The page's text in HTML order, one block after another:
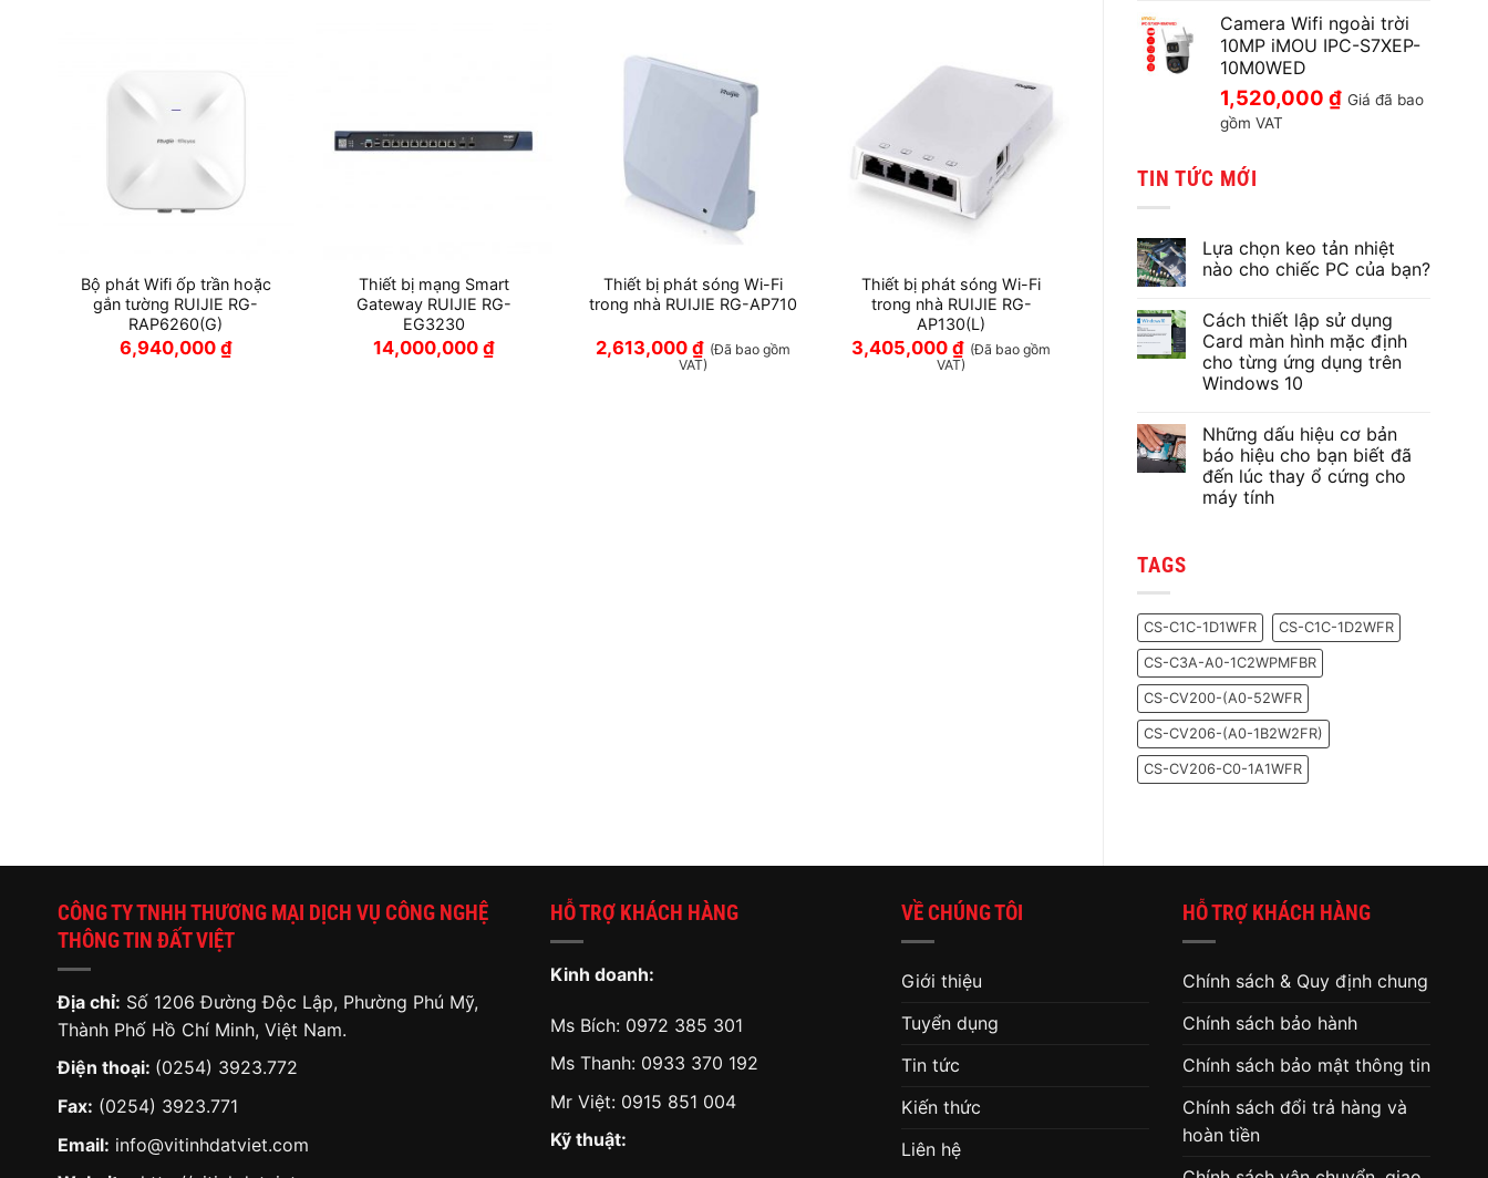
Camera Wifi ngoài trời
10MP iMOU IPC-S7XEP-
10M0WED
1,520,000 ₫ Giá đã bao
gồm VAT
TIN TỨC MỚI
Lựa chọn keo tản nhiệt
nào cho chiếc PC của bạn?
bình
luận
ở
Lựa
chọn
keo
nào
cho
chiếc
PC
của
bạn?
Cách thiết lập sử dụng
Card màn hình mặc định
cho từng ứng dụng trên
Windows 10
bình
luận
ở
Cách
thiết
lập
cho
từng
ứng
dụng
trên
Windows
10
Những dấu hiệu cơ bản
báo hiệu cho bạn biết đã
đến lúc thay ổ cứng cho
máy tính
hiệu
cơ
bản
báo
hiệu
cho
bạn
biết
đã
đến
lúc
thay
TAGS
CS-C1C-1D1WFR CS-C1C-1D2WFR
CS-C3A-A0-1C2WPMFBR
CS-CV200-(A0-52WFR
CS-CV206-(A0-1B2W2FR)
CS-CV206-C0-1A1WFR
Bộ phát Wifi ốp trần hoặc
gắn tường RUIJIE RG-
RAP6260(G)
6,940,000 ₫
Thiết bị mạng Smart
Gateway RUIJIE RG-
EG3230
14,000,000₫
Thiết bị phát sóng Wi-Fi
trong nhà RUIJIE RG-AP710
2,613,000 ₫ (Đã bao gồm
VAT)
Thiết bị phát sóng Wi-Fi
trong nhà RUIJIE RG-
AP130(L)
3,405,000₫ (Đã bao gồm
VAT)
CÔNG TY TNHH THƯƠNG MẠI DỊCH VỤ CÔNG NGHỆ
THÔNG TIN ĐẤT VIỆT
Địa chỉ: Số 1206 Đường Độc Lập, Phường Phú Mỹ,
Thành Phố Hồ Chí Minh, Việt Nam.
Điện thoại: (0254) 3923.772
Fax: (0254) 3923.771
Email: info@vitinhdatviet.com
HỖ TRỢ KHÁCH HÀNG
Kinh doanh:
Ms Bích: 0972 385 301
Ms Thanh: 0933 370 192
Mr Việt: 0915 851 004
Kỹ thuật:
VỀ CHÚNG TÔI
Giới thiệu
Tuyển dụng
Tin tức
Kiến thức
Liên hệ
HỖ TRỢ KHÁCH HÀNG
Chính sách & Quy định chung
Chính sách bảo hành
Chính sách bảo mật thông tin
Chính sách đổi trả hàng và
hoàn tiền